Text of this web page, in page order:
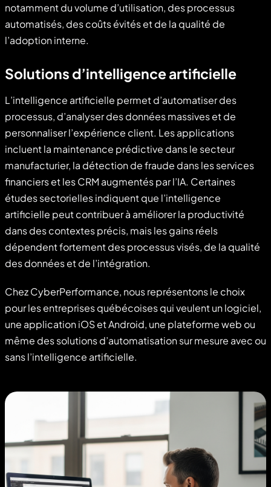
notamment du volume d’utilisation, des processus
automatisés, des coûts évités et de la qualité de
l’adoption interne.
Solutions d’intelligence artificielle
L’intelligence artificielle permet d’automatiser des
processus, d’analyser des données massives et de
personnaliser l’expérience client. Les applications
incluent la maintenance prédictive dans le secteur
manufacturier, la détection de fraude dans les services
financiers et les CRM augmentés par l’IA. Certaines
études sectorielles indiquent que l’intelligence
artificielle peut contribuer à améliorer la productivité
dans des contextes précis, mais les gains réels
dépendent fortement des processus visés, de la qualité
des données et de l’intégration.
Chez CyberPerformance, nous représentons le choix
pour les entreprises québécoises qui veulent un logiciel,
une application iOS et Android, une plateforme web ou
même des solutions d’automatisation sur mesure avec ou
sans l’intelligence artificielle.